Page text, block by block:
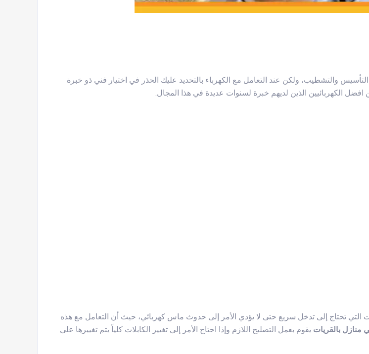
والتشطيب، ولكن عند التعامل مع الكهرباء بالتحديد عليك الحذر في اختيار فني ذو خبرة
الكهربائيين الذين لديهم خبرة لسنوات عديدة في هذا المجال.
التي تحتاج إلى تدخل سريع حتى لا يؤدي الأمر إلى حدوث ماس كهربائي، حيث أن التعامل مع هذه
منازل بالقريات يقوم بعمل التصليح اللازم وإذا احتاج الأمر إلى تغيير الكابلات كلياً يتم تغييرها على